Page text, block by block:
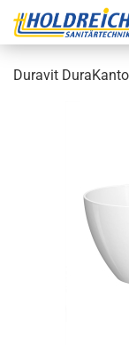
Du­ra­vit